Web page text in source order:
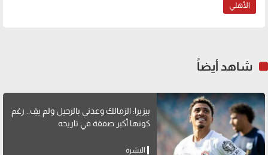
الأهلي
شاهد أيضاً
بيزيرا: الزمالك وعدني بالرحيل ولم يفِ.. رغم
كونها أكبر صفقة في تاريخه
النشرة